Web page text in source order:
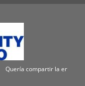
Quería compartir la